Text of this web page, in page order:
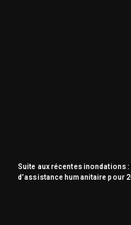
Suite aux récentes inondations
d’assistance humanitaire pour